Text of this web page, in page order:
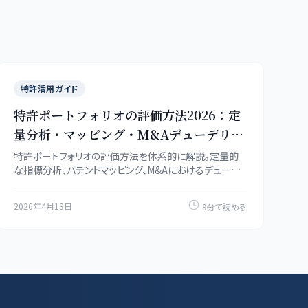
特許活用ガイド
特許ポートフォリオの評価方法2026：定
量分析・マッピング・M&Aデューデリジ
ェンス
特許ポートフォリオの評価方法を体系的に解説。定量的
な指標分析、パテントマッピング、M&Aにおけるデューデ
2026年4月13日 9分で読める